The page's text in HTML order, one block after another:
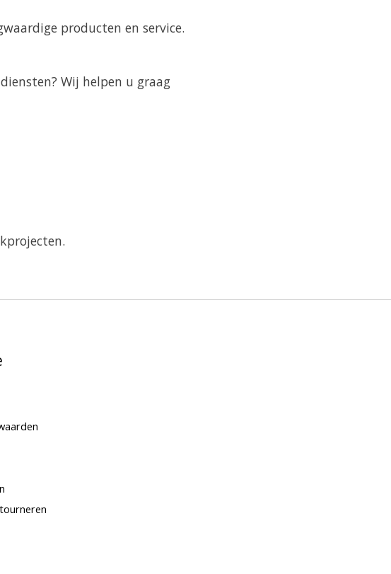
producten en service.
Wij helpen u graag